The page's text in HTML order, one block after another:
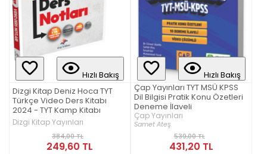
Hızlı Bakış
Dizgi Kitap Deniz Hoca TYT
Türkçe Video Ders Kitabı
2024 - TYT Kamp Kitabı
Dizgi Kitap Yayınları
384,00 TL
249,60 TL
Hızlı Bakış
Çap Yayınları TYT MSÜ KPSS
Dil Bilgisi Pratik Konu Özetleri
Deneme İlaveli
Çap Yayınları
Samet Ateş
539,00 TL
431,20 TL